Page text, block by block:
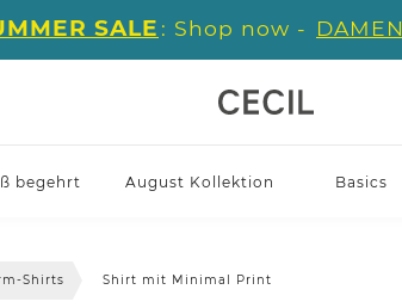
SALE : Shop now - DAMEN
begehrt August Kollektion Basics
Shirts Shirt mit Minimal Print